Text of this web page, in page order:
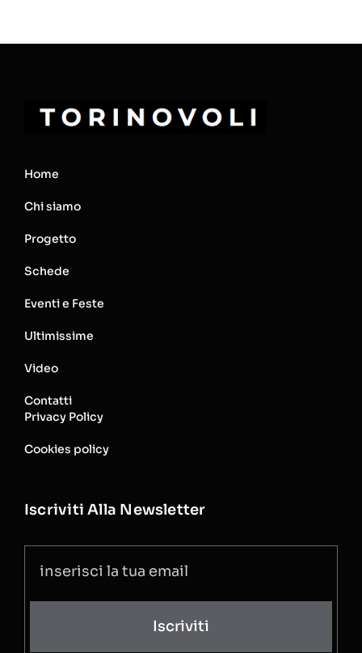
Home
Chi siamo
Progetto
Schede
Eventi e Feste
Ultimissime
Video
Contatti
Privacy Policy
Cookies policy
Iscriviti Alla Newsletter
Iscriviti